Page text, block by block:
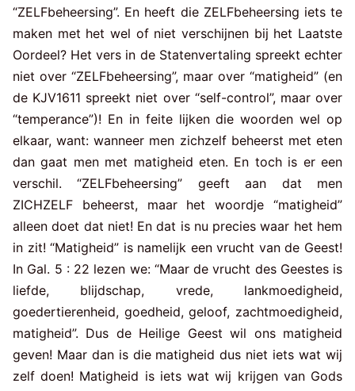
“ZELFbeheersing”. En heeft die ZELFbeheersing iets te
maken met het wel of niet verschijnen bij het Laatste
Oordeel? Het vers in de Statenvertaling spreekt echter
niet over “ZELFbeheersing”, maar over “matigheid” (en
de KJV1611 spreekt niet over “self-control”, maar over
“temperance”)! En in feite lijken die woorden wel op
elkaar, want: wanneer men zichzelf beheerst met eten
dan gaat men met matigheid eten. En toch is er een
verschil. “ZELFbeheersing” geeft aan dat men
ZICHZELF beheerst, maar het woordje “matigheid”
alleen doet dat niet! En dat is nu precies waar het hem
in zit! “Matigheid” is namelijk een vrucht van de Geest!
In Gal. 5 : 22 lezen we: “Maar de vrucht des Geestes is
liefde, blijdschap, vrede, lankmoedigheid,
goedertierenheid, goedheid, geloof, zachtmoedigheid,
matigheid”. Dus de Heilige Geest wil ons matigheid
geven! Maar dan is die matigheid dus niet iets wat wij
zelf doen! Matigheid is iets wat wij krijgen van Gods